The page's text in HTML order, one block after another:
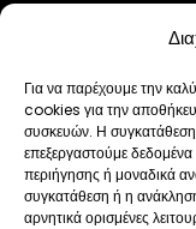
Για να παρέχουμε την
cookies για την
συσκευών. Η συγκατάθεση
επεξεργαστούμε
περιήγησης ή μοναδικά
συγκατάθεση ή η
αρνητικά ορισμένες
Τετ–Τρ 10:30–19:30 •
19:00 • Κυρ–Δευ Κλειστά
Πολιτική Cookies
Αποποίηση